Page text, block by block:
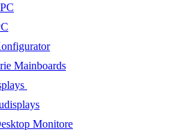
Mainboards
Monitore